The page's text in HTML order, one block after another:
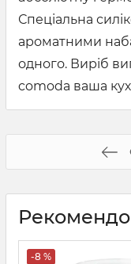
Спеціальна
ароматними
одного. Виріб
comoda ваша
-8 %